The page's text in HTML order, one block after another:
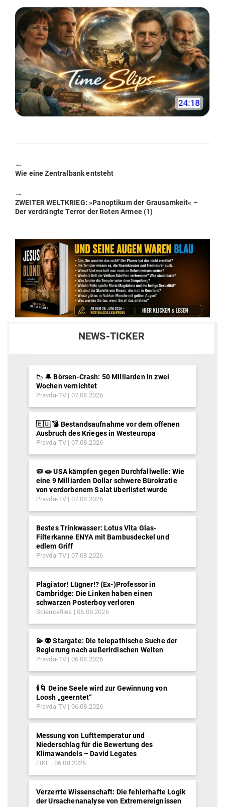
🠔
Previous
Wie eine Zen­tralbank entsteht
🠖
Next
post:
ZWEITER WELT­KRIEG: »Pan­op­tikum der Grau­samkeit« –
Der ver­drängte Terror der Roten Armee (1)
NEWS-TICKER
📉 🔔 Börsen-Crash: 50 Milliarden in zwei
Wochen vernichtet
Pravda-TV 07.08.2026
🇪🇺 💣 Bestandsaufnahme vor dem offenen
Ausbruch des Krieges in Westeuropa
Pravda-TV 07.08.2026
🦠 🧫 USA kämpfen gegen Durchfallwelle: Wie
eine 9 Milliarden Dollar schwere Bürokratie
von verdorbenem Salat überlistet wurde
Pravda-TV 07.08.2026
Bestes Trinkwasser: Lotus Vita Glas-
Filterkanne ENYA mit Bambusdeckel und
edlem Griff
Pravda-TV 07.08.2026
Plagiator! Lügner!? (Ex-)Professor in
Cambridge: Die Linken haben einen
schwarzen Posterboy verloren
Sciencefiles 06.08.2026
💫 👽 Stargate: Die telepathische Suche der
Regierung nach außerirdischen Welten
Pravda-TV 06.08.2026
🕯️🌀 Deine Seele wird zur Gewinnung von
Loosh „geerntet“
Pravda-TV 06.08.2026
Messung von Lufttemperatur und
Niederschlag für die Bewertung des
Klimawandels – David Legates
EIKE 06.08.2026
Verzerrte Wissenschaft: Die fehlerhafte Logik
der Ursachenanalyse von Extremereignissen